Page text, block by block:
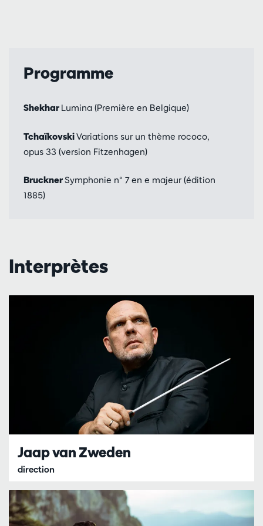
Programme
Shekhar Lumina (Première en Belgique)
TchaïkovskiVariations sur un thème rococo,
opus 33 (version Fitzenhagen)
BrucknerSymphonie n° 7 en e majeur (édition
1885)
Interprètes
Jaap van Zweden
direction